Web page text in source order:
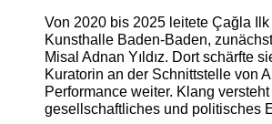
Von 2020 bis 2025 leitete Çağla
Kunsthalle Baden-Baden,
Misal Adnan Yıldız. Dort schärfte
Kuratorin an der Schnittstelle von
Performance weiter. Klang
gesellschaftliches und politisches